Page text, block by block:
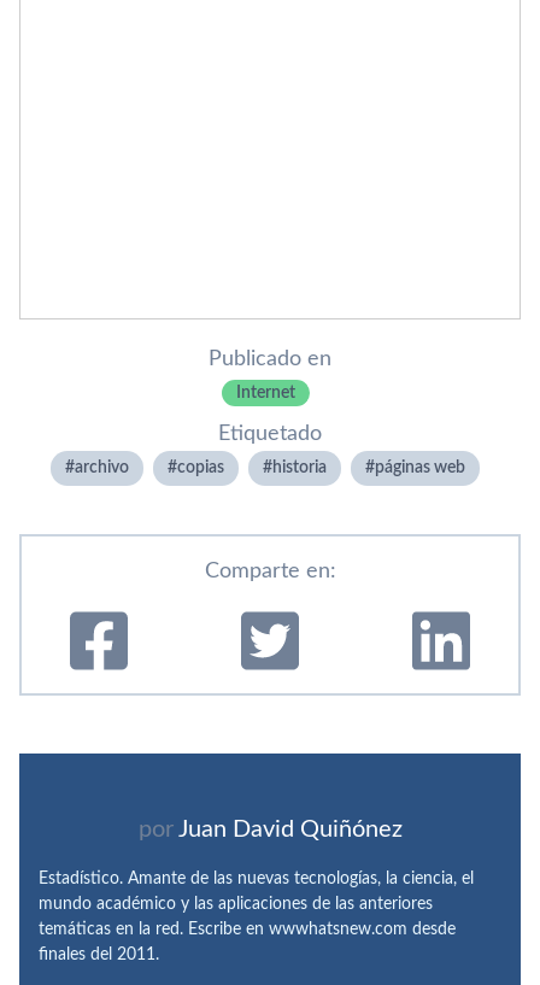
Publicado en
Internet
Etiquetado
archivo copias historia páginas web
Comparte en:
por Juan David Quiñónez
Estadístico. Amante de las nuevas tecnologías, la ciencia, el
mundo académico y las aplicaciones de las anteriores
temáticas en la red. Escribe en wwwhatsnew.com desde
finales del 2011.